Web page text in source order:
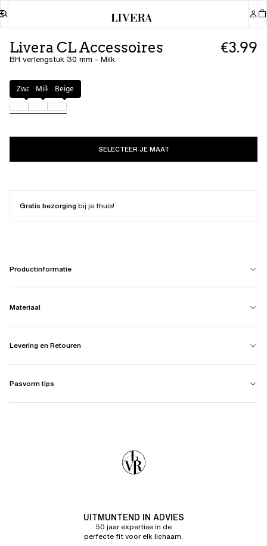
Livera CL Accessoires
BH verlengstuk 30 mm - Milk
€3.99
Kleur: Milk
Zwart Milk Beige
SELECTEER JE MAAT
Gratis bezorgingbij je thuis!
Productinformatie
Materiaal
Levering en Retouren
Pasvorm tips
UITMUNTEND IN ADVIES
50 jaar expertise in de
perfecte fit voor elk lichaam.